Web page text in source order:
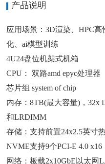
产品说明
应用场景：3D渲染、HPC
化、ai模型训练
4U24盘位机架式机箱
CPU： 双路amd epyc处理器
芯片组 system of chip
内存：8TB(最大容量)，32x
和LRDIMM
存储：支持前置24x2.5英寸
NVME支持9个PCI-E 4.0 x16
网络：板载2x10GbE以太网